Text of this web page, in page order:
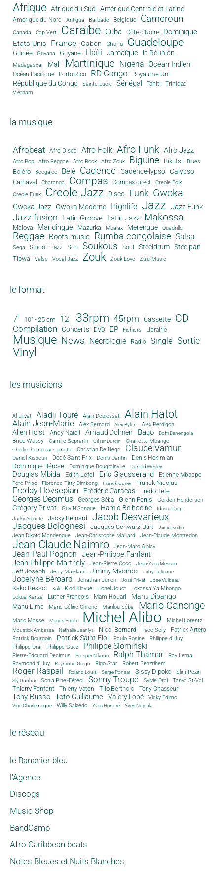
Afrique Afrique du Sud Amérique Centrale et Latine
Amérique du Nord Antigua Barbade Belgique Cameroun
Canada Cap Vert Caraïbe Cuba Côte d'Ivoire
Dominique
Etats-Unis
France Gabon Ghana Guadeloupe
Guinée Guyana Guyane Haïti Jamaïque la Réunion
Madagascar Mali Martinique Nigeria Océan Indien
Océan Pacifique Porto Rico RD Congo Royaume Uni
République du Congo Sainte Lucie Sénégal Tahiti Trinidad
Vietnam
la musique
Afrobeat Afro Disco Afro Folk Afro Funk Afro Jazz
Afro Pop Afro Reggae Afro Rock Afro Zouk Biguine Bikutsi Blues
Boléro Boogaloo Bèlè Cadence Cadence-lypso Calypso
Carnaval Charanga Compas Compas direct
Creole Folk
Creole Funk
Creole Jazz Disco Funk Gwoka
Gwoka Jazz Gwoka Moderne Highlife Jazz Jazz Funk
Jazz fusion Latin Groove Latin Jazz Makossa
Maloya Mandingue Mazurka Mbalax Merengue Quadrille
Reggae Roots music Rumba congolaise Salsa
Sega Smooth jazz Son Soukous Soul Steeldrum Steelpan
Tibwa Valse Vocal Jazz Zouk Zouk Love Zulu Music
le format
7" 10" - 25 cm 12" 33rpm 45rpm Cassette CD
Compilation Concerts DVD EP Fichiers Librairie
Musique News Nécrologie Radio Single Sortie
Vinyl
les musiciens
Al Lirvat Aladji Touré Alain Debiossat Alain Hatot
Alain Jean-Marie Alex Bernard Alex Bylon Alex Perdigon
Allen Hoist Andy Narell Arnaud Dolmen Bago Boffi Banengola
Brice Wassy Camille Sopran'n César Durcin Charlotte Mbango
Charly Chomereau-Lamotte Christian De Negri Claude Vamur
Daniel Kissoun Dédé Saint-Prix Denis Dantin Denis Hekimian
Dominique Bérose Dominique Bougrainville Donald Wesley
Douglas Mbida Edith Lefel Eric Giausserand Etienne Mbappé
Féfé Priso Florence Titty Dimbeng Franck Curier Franck Nicolas
Freddy Hovsepian Frédéric Caracas Fredo Tete
Georges Decimus Georges Séba Glenn Ferris Gordon Henderson
Grégory Privat Guy N'Sangue Hamid Belhocine
Idrissa Diop
Jacky Arconte
Jacky Bernard Jacob Desvarieux
Jacques Bolognesi Jacques Schwarz-Bart Jane Fostin
Jean Dikoto Mandengue Jean-Christophe Maillard Jean-Claude Montredon
Jean-Claude Naimro Jean-Marc Albicy
Jean-Paul Pognon
Jean-Philippe Fanfant
Jean-Philippe Marthely
Jean-Pierre Coco Jean-Yves Messan
Jeff Joseph Jerry Malekani Jimmy Mvondo Joby Julienne
Jocelyne Béroard Jonathan Jurion José Privat Jose Vulbeau
Kako Bessot Kali Klod Kiavué Lionel Jouot
Lokassa Ya Mbongo
Lokua Kanza
Luther François Mam Houari Manu Dibango
Manu Lima Marie-Céline Chroné Marilou Séba Mario Canonge
Mario Masse Marius Priam Michel Alibo Michel Lorentz
Moustick Ambassa Nathalie Jeanlys Nicol Bernard Paco Sery
Patrick Artero
Patrick Bourgoin
Patrick Saint-Eloi Paulo Rosine
Philippe d'Huy
Philippe Drai
Philippe Guez Philippe Slominski
Pierre-Edouard Decimus Prosper N'kouri Ralph Thamar
Ray Lema
Raymond d'Huy
Raymond Grego Rigo Star Robert Benzrihem
Roger Raspail Roland Louis Serge Ponsar Sissy Dipoko Slim Pezin
Sly Dunbar Sonia Pinel-Féréol Sonny Troupé Sylvie Drai Tanya St-Val
Thierry Fanfant Thierry Vaton Tilo Bertholo Tony Chasseur
Tony Russo Toto Guillaume Valery Lobé Vicky Edimo
Vico Charlemagne Willy Salzédo Yves Honoré Yves Ndjock
le réseau
le Bananier bleu
l'Agence
Discogs
Music Shop
BandCamp
Afro Caribbean beats
Notes Bleues et Nuits Blanches